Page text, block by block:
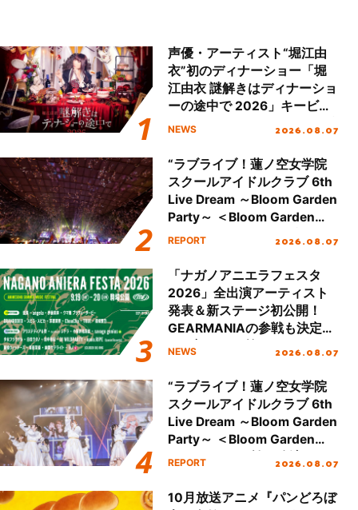
声優・アーティスト“堀江由
衣”初のディナーショー「堀
江由衣 謎解きはディナーショ
ーの途中で 2026」キービジ
ュアル＆グッズラインナップ
NEWS 2026.08.07
“ラブライブ！蓮ノ空女学院
スクールアイドルクラブ 6th
Live Dream ～Bloom Garden
Party～ ＜Bloom Garden
Party Stage／埼玉公演＞”
REPORT 2026.08.07
「ナガノアニエラフェスタ
2026」全出演アーティスト
発表＆新ステージ初公開！
GEARMANIAの参戦も決定
し、初となる第3ステージの
NEWS 2026.08.07
“ラブライブ！蓮ノ空女学院
スクールアイドルクラブ 6th
Live Dream ～Bloom Garden
Party～ ＜Bloom Garden
Party Stage／埼玉公演＞”
REPORT 2026.08.07
10月放送アニメ『パンどろぼ